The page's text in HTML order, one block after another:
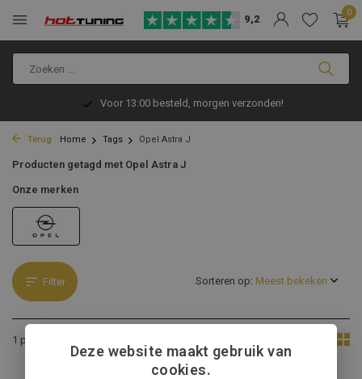
9,2
0
Voor 13:00 besteld, morgen verzonden!
Terug Home Tags Opel Astra J
Producten getagd met Opel Astra J
Onze merken
Filter
1 product
Sorteren op:
Deze website maakt gebruik van
cookies.